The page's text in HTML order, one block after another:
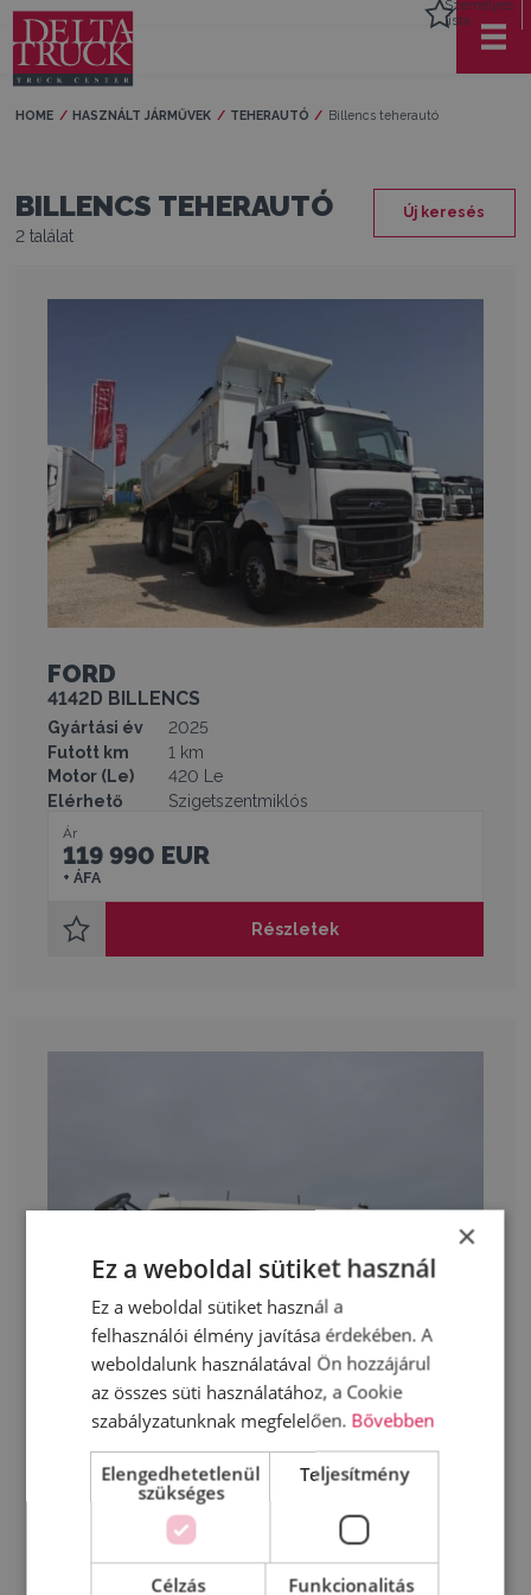
Személyes
lista
HOME HASZNÁLT JÁRMŰVEK TEHERAUTÓ Current:
Billencs teherautó
Új keresés
BILLENCS TEHERAUTÓ
2 találat
FORD
4142D BILLENCS
Gyártási év
2025
Futott km
1 km
Motor (Le)
420 Le
Elérhető
Szigetszentmiklós
Ár
119 990 EUR
+ ÁFA
Részletek
×
Ez a weboldal sütiket használ
Ez a weboldal sütiket használ a
felhasználói élmény javítása érdekében. A
weboldalunk használatával Ön hozzájárul
az összes süti használatához, a Cookie
szabályzatunknak megfelelően. Bővebben
Elengedhetetlenül
szükséges
Teljesítmény
Célzás Funkcionalitás